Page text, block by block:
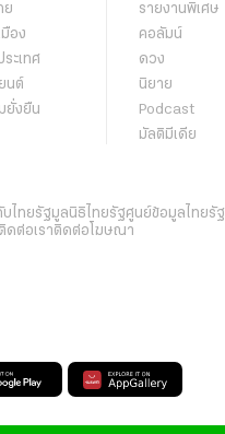
ย
อง
ระเทศ
นต์
ยั่งยืน
รายงานพิเศษ
คอลัมน์
ดวง
นิยาย
Podcast
มัลติมีเดีย
บไทยรัฐมูลนิธิไทยรัฐศูนย์ข้อมูลไทยรัฐ
ติดต่อเราติดต่อโฆษณา